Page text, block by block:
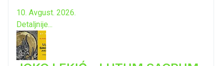
10. Avgust. 2026.
Detaljnije...